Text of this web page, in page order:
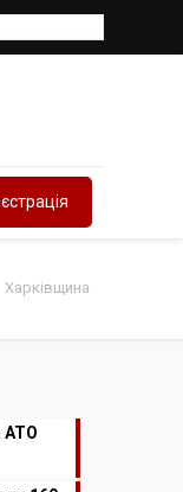
Харківщина
АТО